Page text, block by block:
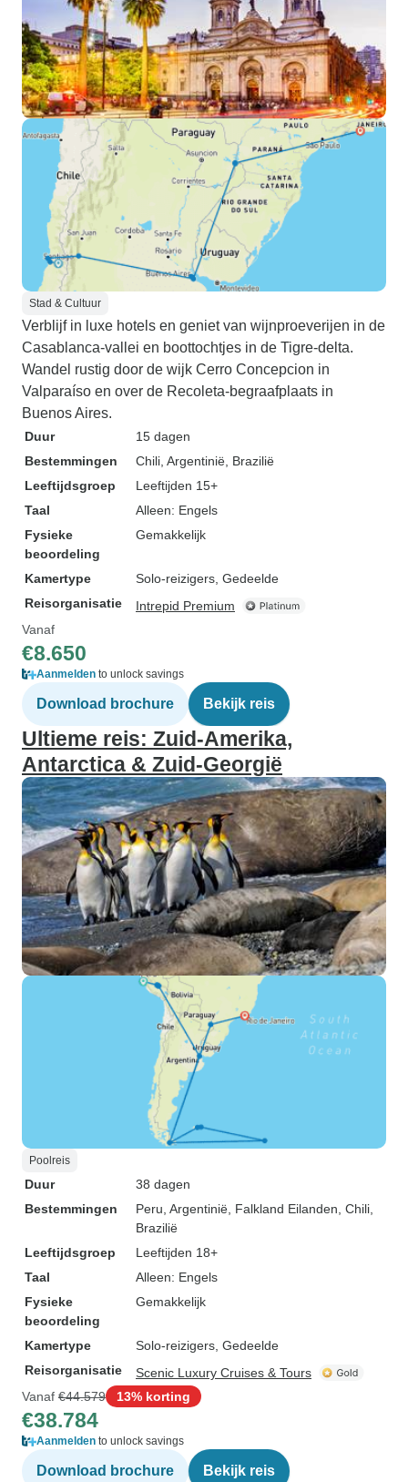
Stad & Cultuur
Verblijf in luxe hotels en geniet van wijnproeverijen in de
Casablanca-vallei en boottochtjes in de Tigre-delta.
Wandel rustig door de wijk Cerro Concepcion in
Valparaíso en over de Recoleta-begraafplaats in
Buenos Aires.
Duur
15 dagen
Bestemmingen
Chili , Argentinië , Brazilië
Leeftijdsgroep
Leeftijden 15+
Taal
Alleen: Engels
Fysieke
beoordeling
Gemakkelijk
Kamertype
Solo-reizigers, Gedeelde
Reisorganisatie
Intrepid Premium
Vanaf
€8.650
Aanmelden to unlock savings
Download brochure Bekijk reis
Ultieme reis: Zuid-Amerika,
Antarctica & Zuid-Georgië
Poolreis
Duur
38 dagen
Bestemmingen
Peru , Argentinië , Falkland Eilanden , Chili
Brazilië
Leeftijdsgroep
Leeftijden 18+
Taal
Alleen: Engels
Fysieke
beoordeling
Gemakkelijk
Kamertype
Solo-reizigers, Gedeelde
Reisorganisatie
Scenic Luxury Cruises & Tours
Vanaf €44.579 13% korting
€38.784
Aanmelden to unlock savings
Download brochure Bekijk reis